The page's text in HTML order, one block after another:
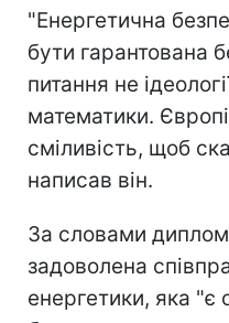
"Енергетична
бути гарантована
питання не
математики.
сміливість, щоб
написав він.
За словами
задоволена
енергетики, яка "є